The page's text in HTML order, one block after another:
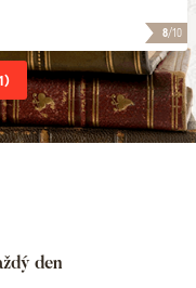
8/10
)
den